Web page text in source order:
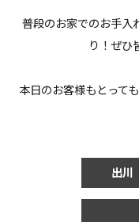
普段のお家でのお手入
り！ぜひ
本日のお客様もとって
出川